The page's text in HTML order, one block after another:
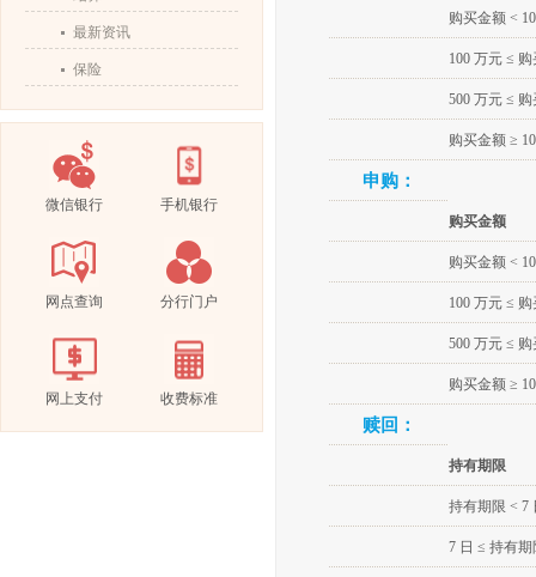
最新资讯
保险
微信银行 手机银行
网点查询 分行门户
网上支付 收费标准
购买金额 <
100 万元 ≤
500 万元 ≤
购买金额 ≥
申购：
购买金额
购买金额 <
100 万元 ≤
500 万元 ≤
购买金额 ≥
赎回：
持有期限
持有期限 < 7
7 日 ≤ 持有期